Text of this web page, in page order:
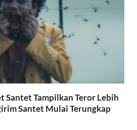
Santet Tampilkan Teror Lebih
Santet Mulai Terungkap